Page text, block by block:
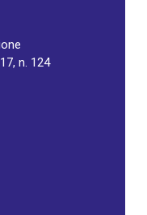
n. 124